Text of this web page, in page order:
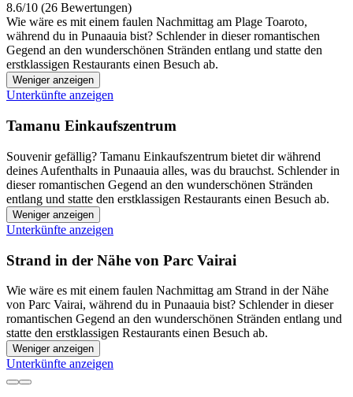
8.6/10 (26 Bewertungen)
Wie wäre es mit einem faulen Nachmittag am Plage Toaroto,
während du in Punaauia bist? Schlender in dieser romantischen
Gegend an den wunderschönen Stränden entlang und statte den
erstklassigen Restaurants einen Besuch ab.
Weniger anzeigen
Unterkünfte anzeigen
Tamanu Einkaufszentrum
Souvenir gefällig? Tamanu Einkaufszentrum bietet dir während
deines Aufenthalts in Punaauia alles, was du brauchst. Schlender in
dieser romantischen Gegend an den wunderschönen Stränden
entlang und statte den erstklassigen Restaurants einen Besuch ab.
Weniger anzeigen
Unterkünfte anzeigen
Strand in der Nähe von Parc Vairai
Wie wäre es mit einem faulen Nachmittag am Strand in der Nähe
von Parc Vairai, während du in Punaauia bist? Schlender in dieser
romantischen Gegend an den wunderschönen Stränden entlang und
statte den erstklassigen Restaurants einen Besuch ab.
Weniger anzeigen
Unterkünfte anzeigen